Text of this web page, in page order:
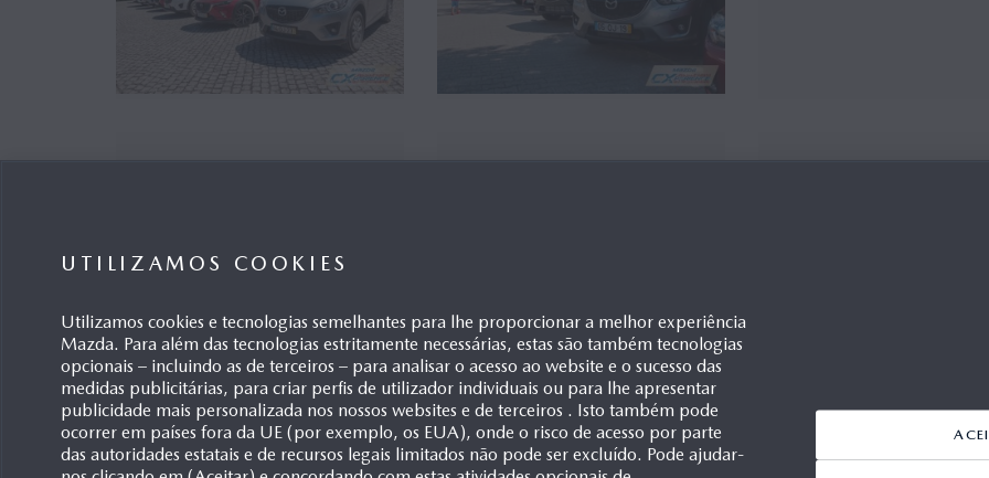
“Mazda CXperience” levou
clientes Mazda CX-3 e CX-5 em
passeio pelo norte de Por...
UTILIZAMOS COOKIES
Utilizamos cookies e tecnologias semelhantes para lhe proporcionar a melhor experiência
Mazda. Para além das tecnologias estritamente necessárias, estas são também tecnologias
opcionais – incluindo as de terceiros – para analisar o acesso ao website e o sucesso das
medidas publicitárias, para criar perfis de utilizador individuais ou para lhe apresentar
publicidade mais personalizada nos nossos websites e de terceiros . Isto também pode
ocorrer em países fora da UE (por exemplo, os EUA), onde o risco de acesso por parte
das autoridades estatais e de recursos legais limitados não pode ser excluído. Pode ajudar-